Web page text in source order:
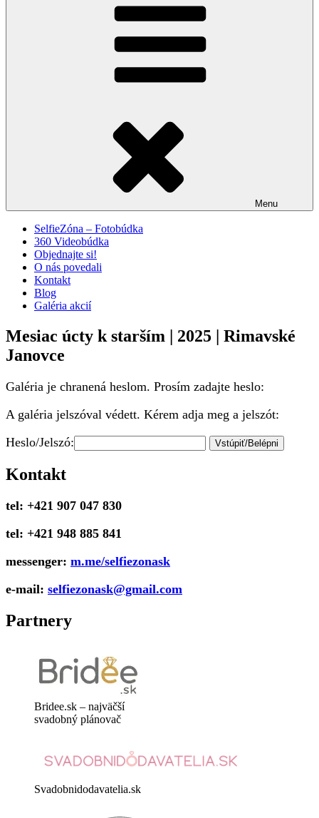
Menu
SelfieZóna – Fotobúdka
360 Videobúdka
Objednajte si!
O nás povedali
Kontakt
Blog
Galéria akcií
Mesiac úcty k starším | 2025 | Rimavské
Janovce
Galéria je chranená heslom. Prosím zadajte heslo:
A galéria jelszóval védett. Kérem adja meg a jelszót:
Heslo/Jelszó:
Kontakt
tel: +421 907 047 830
tel: +421 948 885 841
messenger: m.me/selfiezonask
e-mail: selfiezonask@gmail.com
Partnery
Bridee.sk – najväčší
svadobný plánovač
Svadobnidodavatelia.sk